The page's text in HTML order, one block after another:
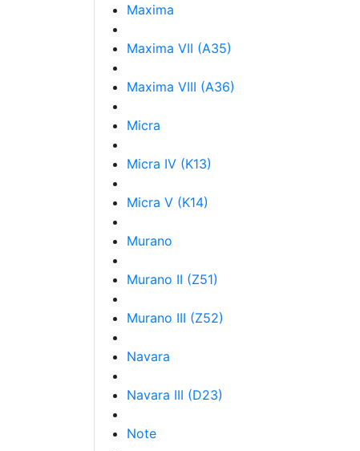
Maxima
Maxima VII (A35)
Maxima VIII (A36)
Micra
Micra IV (K13)
Micra V (K14)
Murano
Murano II (Z51)
Murano III (Z52)
Navara
Navara III (D23)
Note